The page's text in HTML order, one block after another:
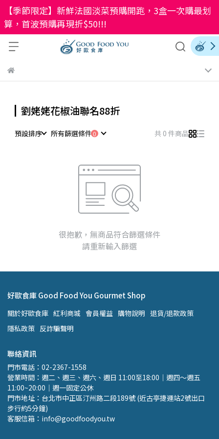
【季節限定】新鮮法國淡菜預購開跑，3盒一次購最划
算，首波預購再現折$50!!!
劉姥姥花椒油聯名88折
預設排序 所有篩選條件 共 0 件商品
很抱歉，無商品符合篩選條件
請重新輸入篩選
好歐食庫 Good Food You Gourmet Shop
關於好歐食庫 紅利商城 會員權益 購物說明 退貨/退款政策
隱私政策 反詐騙聲明
聯絡資訊
門市電話：02-2367-1558
營業時間：週二、週三、週六、週日 11:00至18:00｜週四～週五
11:00~20:00｜週一固定公休
門市地址：台北市中正區汀州路二段189號 (近古亭捷運站2號出口
步行約5分鐘)
客服信箱：info@goodfoodyou.tw